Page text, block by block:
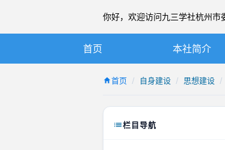
你好，欢迎访问九三学社杭州
首页 本社简介
九三学社简介
首页 自身建设 思想建设
栏目导航